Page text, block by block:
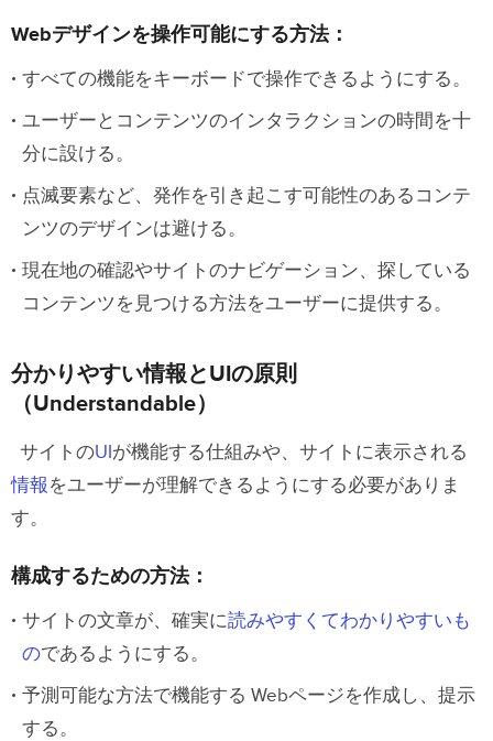
Webデザインを操作可能にする方法：
すべての機能をキーボードで操作できるようにする。
ユーザーとコンテンツのインタラクションの時間を十
分に設ける。
点滅要素など、発作を引き起こす可能性のあるコンテ
ンツのデザインは避ける。
現在地の確認やサイトのナビゲーション、探している
コンテンツを見つける方法をユーザーに提供する。
分かりやすい情報とUIの原則
（Understandable）
サイトのUIが機能する仕組みや、サイトに表示される
情報 をユーザーが理解できるようにする必要がありま
す。
構成するための方法：
サイトの文章が、確実に読みやすくてわかりやすいも
のであるようにする。
予測可能な方法で機能する Webページを作成し、提示
する。